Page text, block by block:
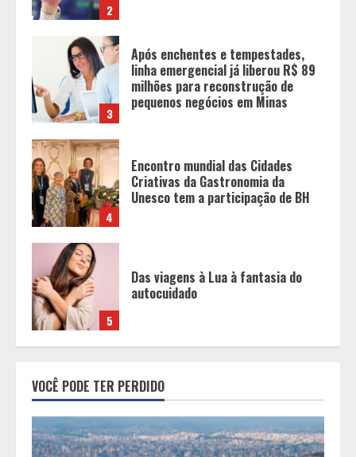
3
4
Encontro mundial das Cidades
Criativas da Gastronomia da
Unesco tem a participação de BH
5
Das viagens à Lua à fantasia do
autocuidado
1
Estadual da Advocacia Imobiliária
com especialistas de referência
2
brasileiras que ignoram esse
movimento perdem competitividade
VOCÊ PODE TER PERDIDO